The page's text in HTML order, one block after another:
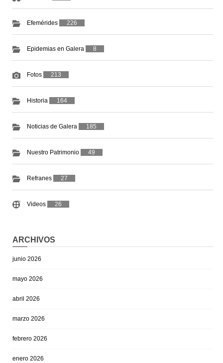
Efemérides 226
Epidemias en Galera 8
Fotos 213
Historia 164
Noticias de Galera 185
Nuestro Patrimonio 49
Refranes 27
Videos 26
ARCHIVOS
junio 2026
mayo 2026
abril 2026
marzo 2026
febrero 2026
enero 2026